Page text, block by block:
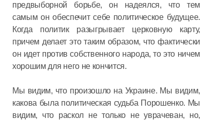
предвыборной борьбе, он надеялся, что тем
самым он обеспечит себе политическое будущее.
Когда политик разыгрывает церковную карту,
причем делает это таким образом, что фактически
он идет против собственного народа, то это ничем
хорошим для него не кончится.
Мы видим, что произошло на Украине. Мы видим,
какова была политическая судьба Порошенко. Мы
видим, что раскол не только не уврачеван, но,